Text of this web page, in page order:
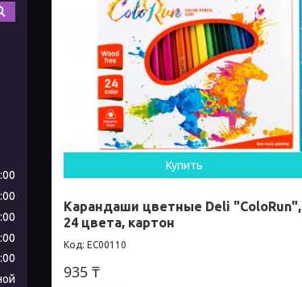
Купить
Карандаши цветные Deli "ColoRun",
24 цвета, картон
EC00110
935 ₸